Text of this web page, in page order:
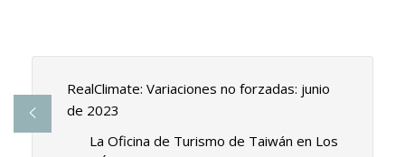
RealClimate: Variaciones no forzadas: junio
de 2023
La Oficina de Turismo de Taiwán en Los